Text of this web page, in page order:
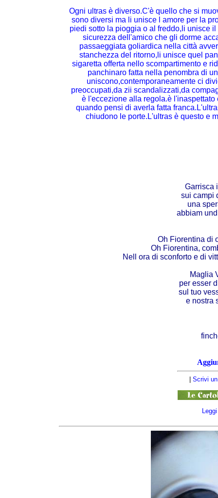
Ogni ultras è diverso.C'è quello che si
sono diversi ma li unisce l amore per la
piedi sotto la pioggia o al freddo,li unisce
sicurezza dell'amico che gli dorme
passaeggiata goliardica nella città
stanchezza del ritorno,li unisce quel
sigaretta offerta nello scompartimento e
panchinaro fatta nella penombra di
uniscono,contemporaneamente ci
preoccupati,da zii scandalizzati,da
è l'eccezione alla regola.è
quando pensi di averla fatta
chiudono le porte.L'ultras è questo e
Garrisca
sui campi
una
abbiam
Oh Fiorentina di
Oh Fiorentina,
Nell ora di sconforto e di
Maglia
per esser
sul tuo
e nostra
Scrivi